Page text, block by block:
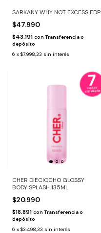
SARKANY WHY NOT EXCESS EDP
$47.990
$43.191 con Transferencia o
depósito
6 x $7.998,33 sin interés
CHER DIECIOCHO GLOSSY
BODY SPLASH 135ML
$20.990
$18.891 con Transferencia o
depósito
6 x $3.498,33 sin interés